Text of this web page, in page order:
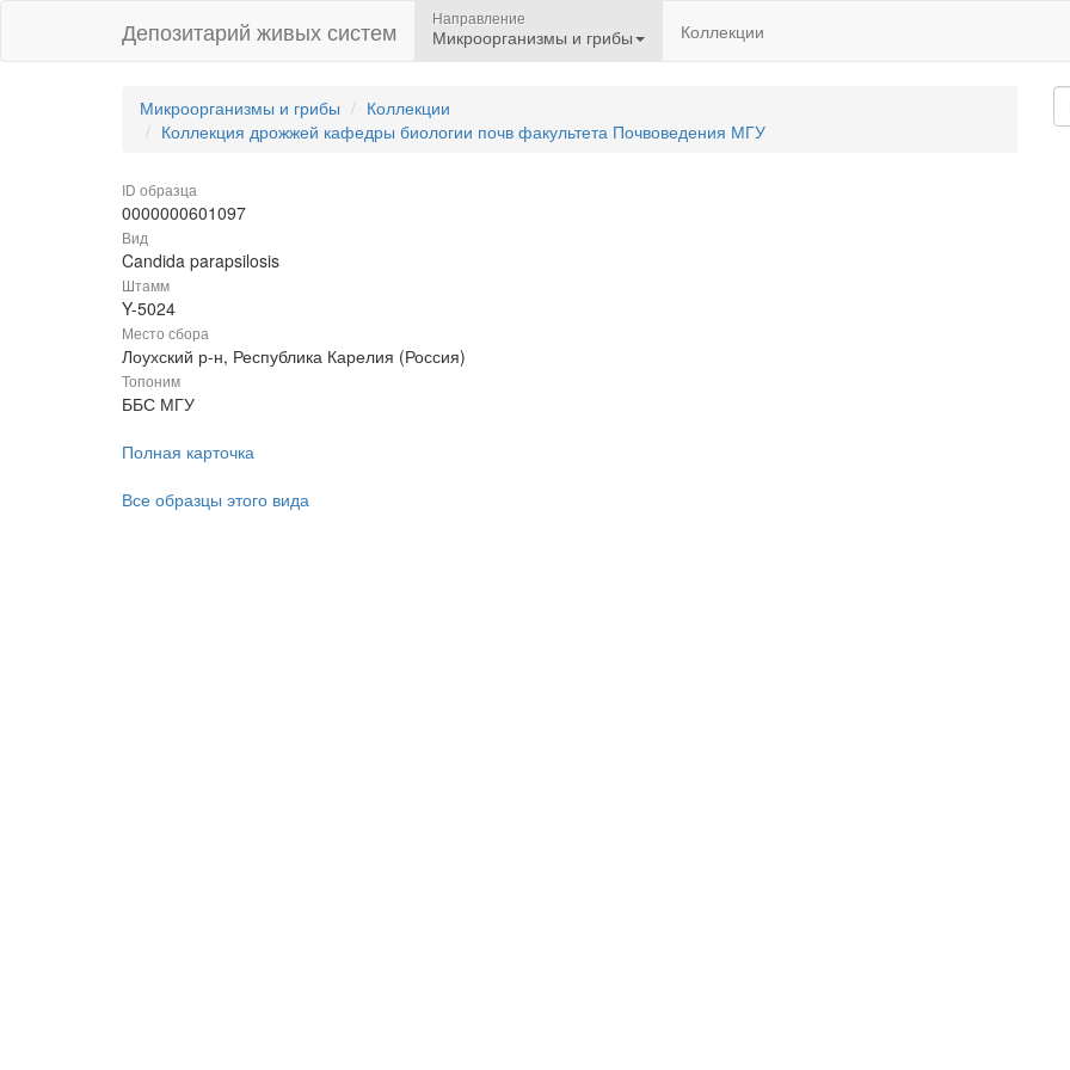
Депозитарий живых систем Направление
Микроорганизмы и грибы Коллекции
Микроорганизмы и грибы
Коллекции
Коллекция дрожжей кафедры биологии почв факультета Почвоведения МГУ
ID образца
0000000601097
Вид
Candida parapsilosis
Штамм
Y-5024
Место сбора
Лоухский р-н, Республика Карелия (Россия)
Топоним
ББС МГУ
Полная карточка
Все образцы этого вида